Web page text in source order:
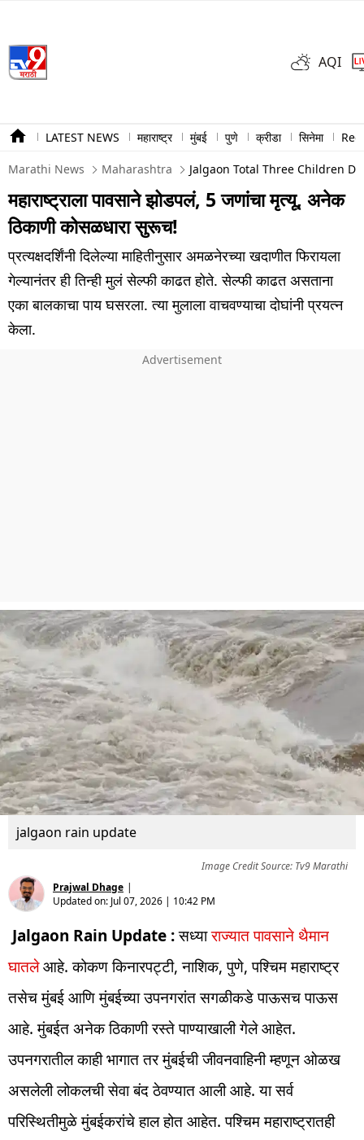
AQI
LATEST NEWS महाराष्ट्र मुंबई पुणे क्रीडा सिनेमा
Marathi News Maharashtra Jalgaon Total Three Children
महाराष्ट्राला पावसाने झोडपलं, 5 जणांचा मृत्यू, अनेक
ठिकाणी कोसळधारा सुरूच!
प्रत्यक्षदर्शिंनी दिलेल्या माहितीनुसार अमळनेरच्या खदाणीत फिरायला
गेल्यानंतर ही तिन्ही मुलं सेल्फी काढत होते. सेल्फी काढत असताना
एका बालकाचा पाय घसरला. त्या मुलाला वाचवण्याचा दोघांनी प्रयत्न
केला.
jalgaon rain update
Image Credit Source: Tv9 Marathi
Prajwal Dhage |
Updated on: Jul 07, 2026 | 10:42 PM
Jalgaon Rain Update :सध्याराज्यात पावसाने थैमान
घातलेआहे. कोकण किनारपट्टी, नाशिक, पुणे, पश्चिम महाराष्ट्र
तसेच मुंबई आणि मुंबईच्या उपनगरांत सगळीकडे पाऊसच पाऊस
आहे. मुंबईत अनेक ठिकाणी रस्ते पाण्याखाली गेले आहेत.
उपनगरातील काही भागात तर मुंबईची जीवनवाहिनी म्हणून ओळख
असलेली लोकलची सेवा बंद ठेवण्यात आली आहे. या सर्व
परिस्थितीमुळे मुंबईकरांचे हाल होत आहेत. पश्चिम महाराष्ट्रातही